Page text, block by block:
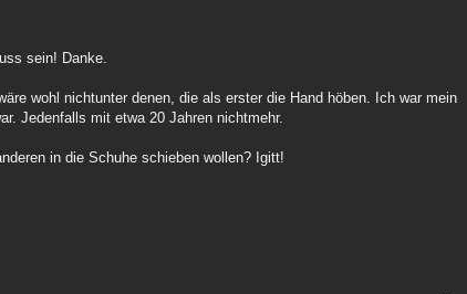
sein! Danke.
wohl nichtunter denen, die als erster die Hand höben. Ich war mein
Jedenfalls mit etwa 20 Jahren nichtmehr.
in die Schuhe schieben wollen? Igitt!